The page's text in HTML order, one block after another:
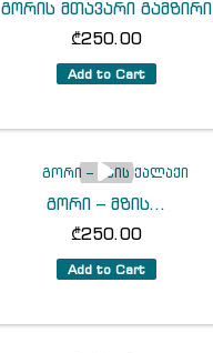
გორის მთავარი გამზირი
₾250.00
Add to Cart
გორი – მზის...
₾250.00
Add to Cart